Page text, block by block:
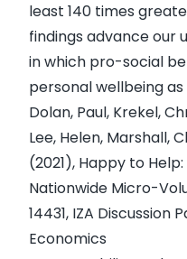
least 140 times
findings advance our
in which pro-social
personal wellbeing
Dolan, Paul, Krekel,
Lee, Helen, Marshall,
(2021), Happy to
Nationwide Micro-
14431, IZA Discussion
Economics